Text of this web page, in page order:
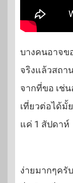
บางคนอาจข
จริงแล้วสถา
จากที่ขอ เช่
เที่ยวต่อได้มั้
แค่ 1 สัปดาห์
ง่ายมากๆครั